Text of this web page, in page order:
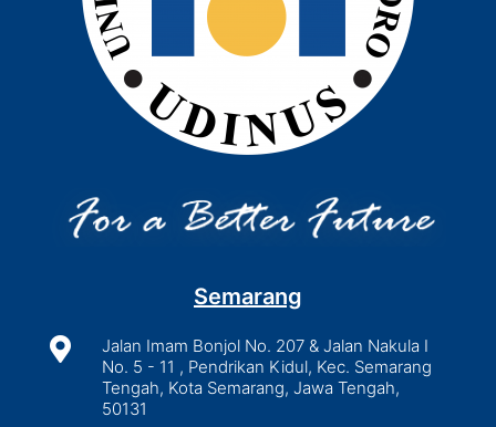
Semarang

Jalan Imam Bonjol No. 207 & Jalan Nakula I
No. 5 - 11 , Pendrikan Kidul, Kec. Semarang
Tengah, Kota Semarang, Jawa Tengah,
50131